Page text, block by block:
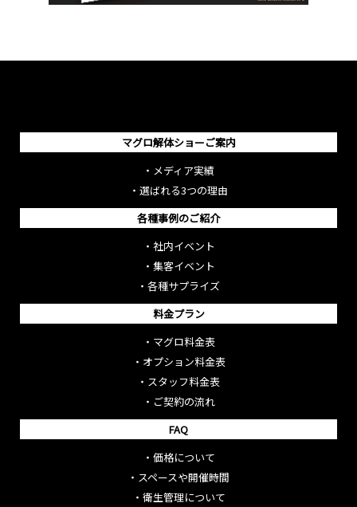
マグロ解体ショーご案内
・ メディア実績
・ 選ばれる3つの理由
各種事例のご紹介
・ 社内イベント
・ 集客イベント
・ 各種サプライズ
料金プラン
・ マグロ料金表
・ オプション料金表
・ スタッフ料金表
・ ご契約の流れ
FAQ
・ 価格について
・ スペースや開催時間
・ 衛生管理について